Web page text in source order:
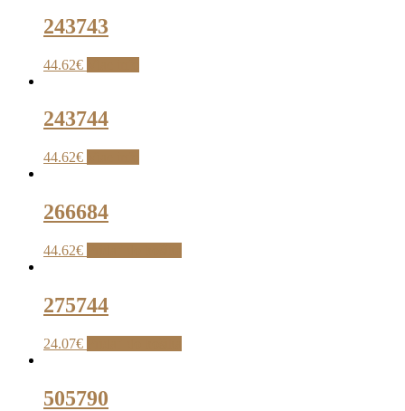
243743
44.62€
243744
44.62€
266684
44.62€
275744
24.07€
505790